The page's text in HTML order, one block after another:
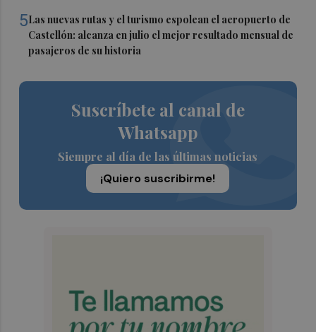
5Las nuevas rutas y el turismo espolean el aeropuerto de
Castellón: alcanza en julio el mejor resultado mensual de
pasajeros de su historia
Suscríbete al canal de
Whatsapp
Siempre al día de las últimas noticias
¡Quiero suscribirme!